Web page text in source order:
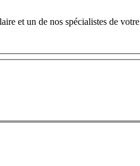
et un de nos spécialistes de